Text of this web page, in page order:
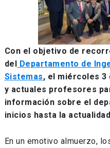
Con el objetivo de
del Departamento de
Sistemas, el miércoles 3
y actuales profesores
información sobre el
inicios hasta la
En un emotivo almuerzo,